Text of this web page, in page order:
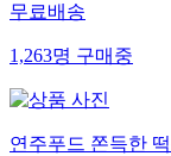
무료배송
1,263명 구매중
연주푸드 쫀득한